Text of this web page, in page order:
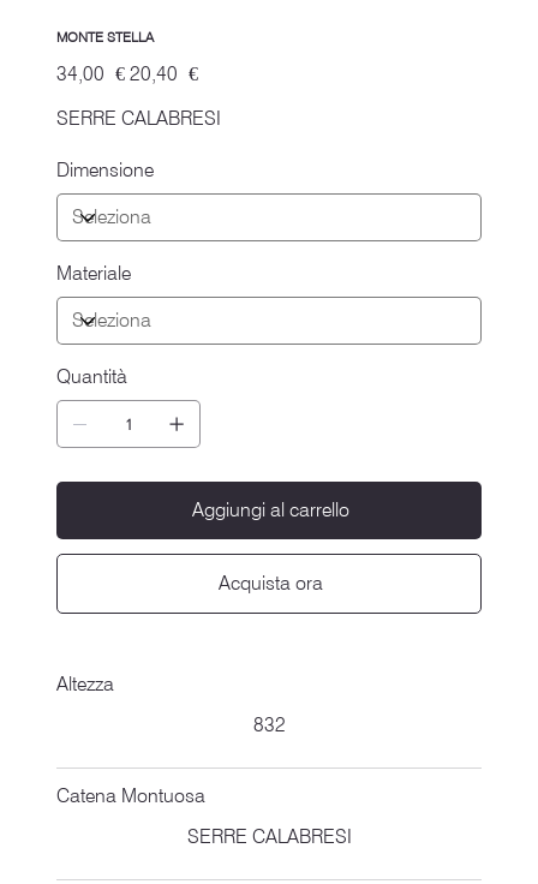
MONTE STELLA
Prezzo
originale
34,00 € Prezzo
scontato
20,40 €
SERRE CALABRESI
Dimensione
Materiale
Quantità
Aggiungi al carrello
Acquista ora
Altezza
832
Catena Montuosa
SERRE CALABRESI